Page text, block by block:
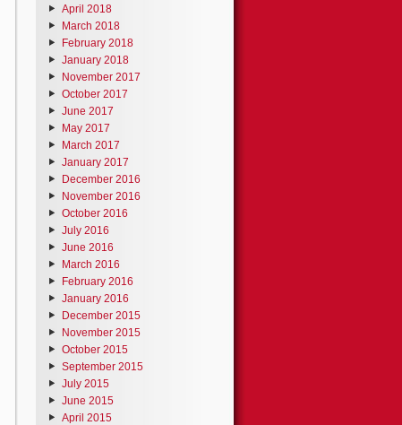
April 2018
March 2018
February 2018
January 2018
November 2017
October 2017
June 2017
May 2017
March 2017
January 2017
December 2016
November 2016
October 2016
July 2016
June 2016
March 2016
February 2016
January 2016
December 2015
November 2015
October 2015
September 2015
July 2015
June 2015
April 2015